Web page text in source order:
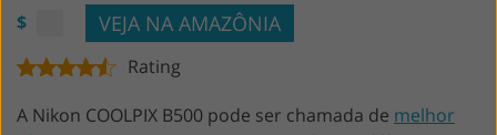
$ VEJA NA AMAZÔNIA
Rating
A Nikon COOLPIX B500 pode ser chamada de melhor